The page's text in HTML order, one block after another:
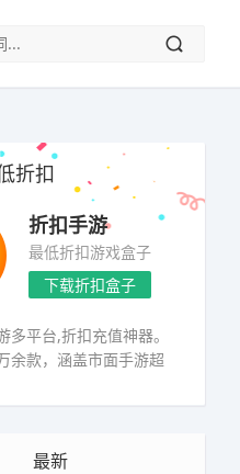
折扣
折扣手游
最低折扣游戏盒子
下载折扣盒子
多平台,折扣充值神器。
余款，涵盖市面手游超
最新